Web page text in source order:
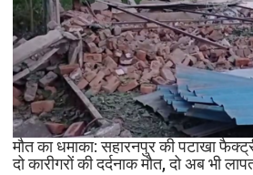
मौत का धमाका: सहारनपुर की पटाखा
दो कारीगरों की दर्दनाक मौत, दो अब भी